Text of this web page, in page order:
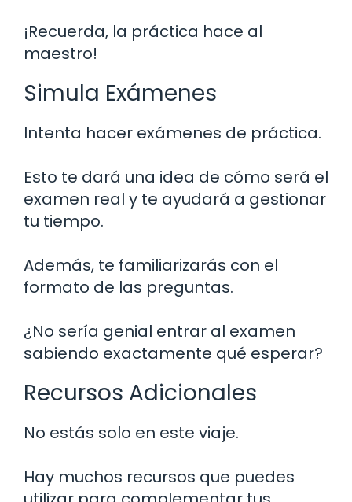
¡Recuerda, la práctica hace al
maestro!
Simula Exámenes
Intenta hacer exámenes de práctica.
Esto te dará una idea de cómo será el
examen real y te ayudará a gestionar
tu tiempo.
Además, te familiarizarás con el
formato de las preguntas.
¿No sería genial entrar al examen
sabiendo exactamente qué esperar?
Recursos Adicionales
No estás solo en este viaje.
Hay muchos recursos que puedes